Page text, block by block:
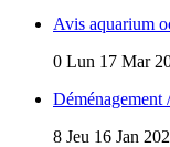
Avis aquarium
0 Lun 17 Mar
Déménagement
8 Jeu 16 Jan